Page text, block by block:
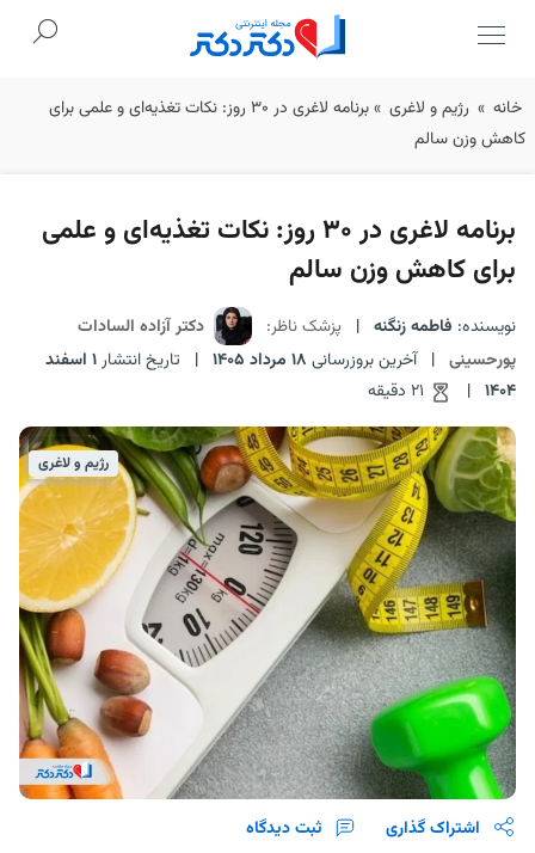
Skip
to
خانه » رژیم و لاغری »
برنامه لاغری در ۳۰ روز: نکات تغذیه‌ای و علمی برای
کاهش وزن سالم
برنامه لاغری در ۳۰ روز: نکات تغذیه‌ای و علمی
برای کاهش وزن سالم
نویسنده: فاطمه زنگنه | پزشک ناظر:
دکتر آزاده السادات
پورحسینی | آخرین بروزرسانی 18 مرداد 1405 | تاریخ انتشار 1 اسفند
1404
|
رژیم و لاغری
اشتراک گذاری ثبت دیدگاه